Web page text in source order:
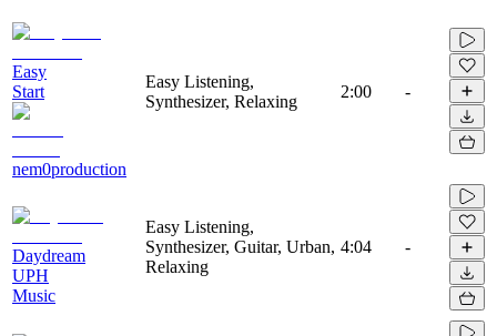
Easy
Start
nem0production
Easy Listening,
Synthesizer, Relaxing
2:00 -
Daydream
UPH
Music
Easy Listening,
Synthesizer, Guitar, Urban,
Relaxing
4:04 -